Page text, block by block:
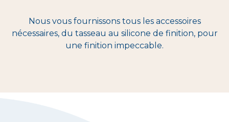
Nous vous fournissons tous les accessoires
nécessaires, du tasseau au silicone de finition, pour
une finition impeccable.